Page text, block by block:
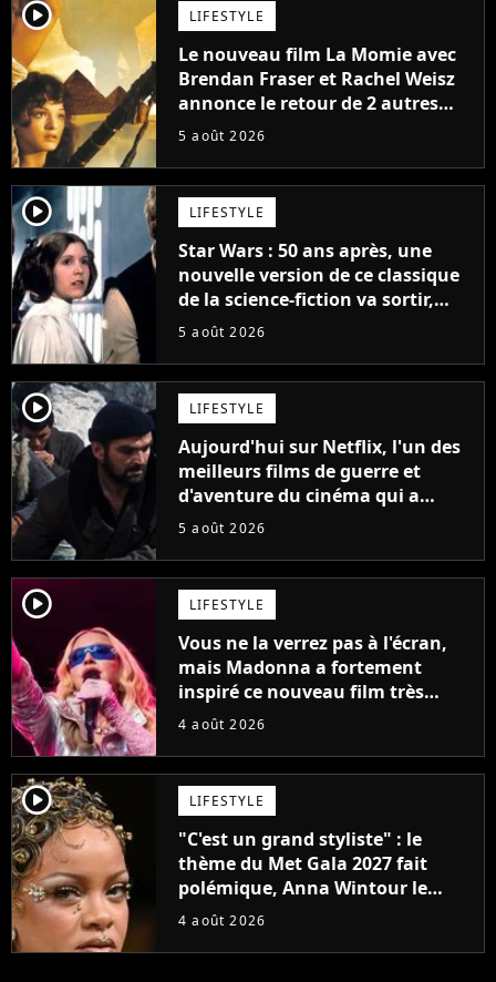
player2 LIFESTYLE
Le nouveau film La Momie avec
Brendan Fraser et Rachel Weisz
annonce le retour de 2 autres
personnages emblématiques de
5 août 2026
player2 LIFESTYLE
Star Wars : 50 ans après, une
nouvelle version de ce classique
de la science-fiction va sortir,
mais on ne la verra jamais en
5 août 2026
player2 LIFESTYLE
Aujourd'hui sur Netflix, l'un des
meilleurs films de guerre et
d'aventure du cinéma qui a
connu un succès retentissant à
5 août 2026
player2 LIFESTYLE
Vous ne la verrez pas à l'écran,
mais Madonna a fortement
inspiré ce nouveau film très
attendu
4 août 2026
player2 LIFESTYLE
"C'est un grand styliste" : le
thème du Met Gala 2027 fait
polémique, Anna Wintour le
défend
4 août 2026